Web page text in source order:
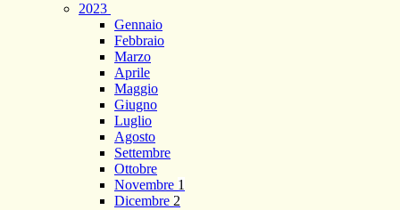
2023
Gennaio
Febbraio
Marzo
Aprile
Maggio
Giugno
Luglio
Agosto
Settembre
Ottobre
Novembre 1
Dicembre 2